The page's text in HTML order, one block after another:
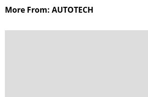
More From: AUTOTECH